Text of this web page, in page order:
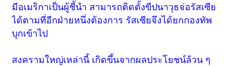
มีอเมริกาเป็นผู้ชี้นำ สามารถติดตั้งขีปนาวุธจ่อรัสเซีย
ได้ตามที่อีกฝ่ายหนึ่งต้องการ รัสเซียจึงได้ยกกองทัพ
บุกเข้าไป
สงครามใหญ่เหล่านี้ เกิดขึ้นจากผลประโยชน์ล้วน ๆ